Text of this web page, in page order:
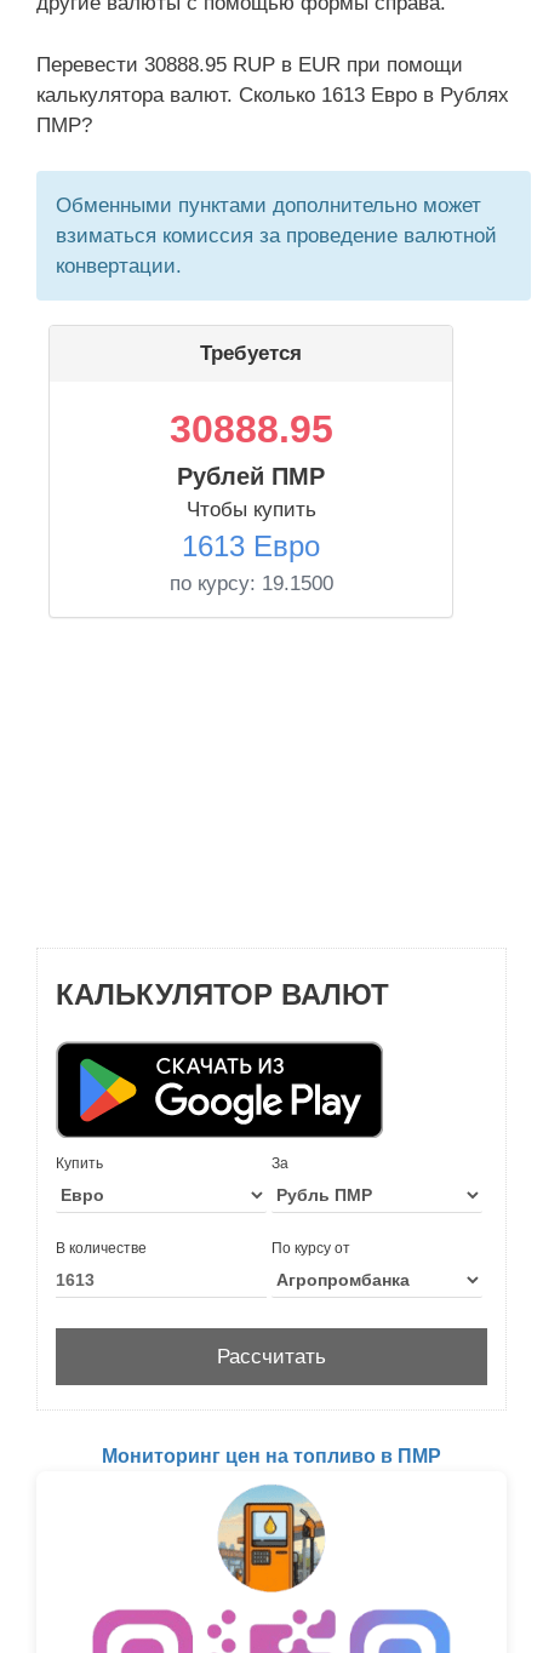
Перевести 30888.95 RUP в EUR при помощи
калькулятора валют. Сколько 1613 Евро в Рублях
ПМР?
Обменными пунктами дополнительно может
взиматься комиссия за проведение валютной
конвертации.
Требуется
30888.95
Рублей ПМР
Чтобы купить
1613 Евро
по курсу: 19.1500
КАЛЬКУЛЯТОР ВАЛЮТ
Купить За
В количестве По курсу от
Мониторинг цен на топливо в ПМР